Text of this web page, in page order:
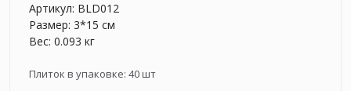
Артикул: BLD012
Размер: 3*15 см
Вес: 0.093 кг
Плиток в упаковке: 40шт